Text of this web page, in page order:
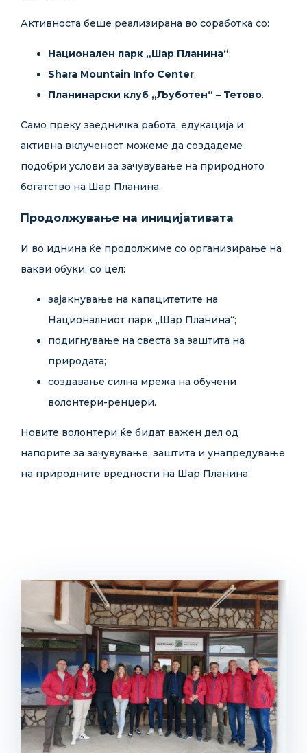
Активноста беше реализирана во соработка со:
Национален парк „Шар Планина“;
Shara Mountain Info Center;
Планинарски клуб „Љуботен“ – Тетово.
Само преку заедничка работа, едукација и
активна вклученост можеме да создадеме
подобри услови за зачувување на природното
богатство на Шар Планина.
Продолжување на иницијативата
И во иднина ќе продолжиме со организирање на
вакви обуки, со цел:
зајакнување на капацитетите на
Националниот парк „Шар Планина“;
подигнување на свеста за заштита на
природата;
создавање силна мрежа на обучени
волонтери-ренџери.
Новите волонтери ќе бидат важен дел од
напорите за зачувување, заштита и унапредување
на природните вредности на Шар Планина.